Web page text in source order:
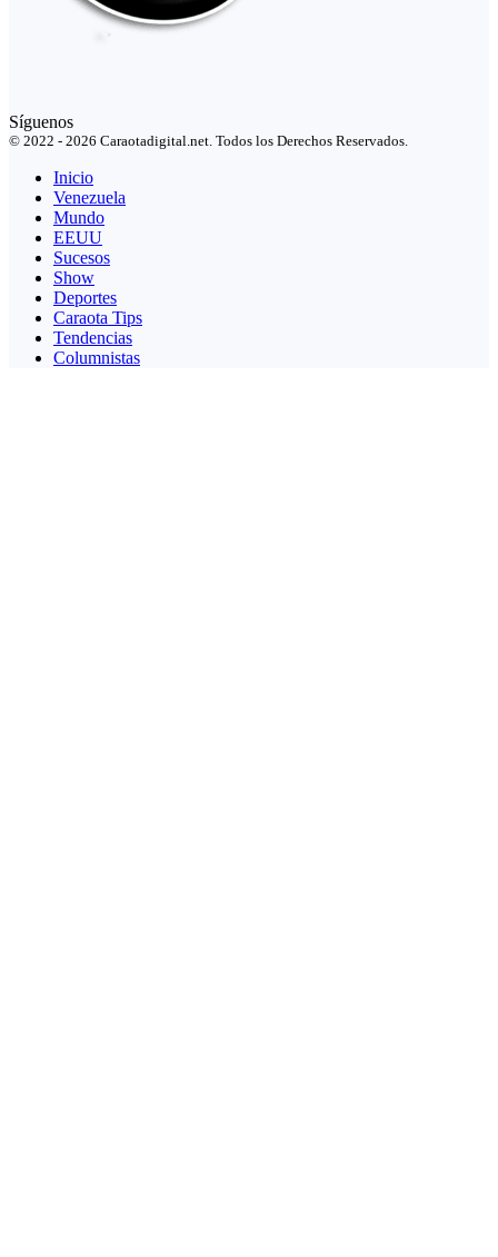
Síguenos
© 2022 - 2026 Caraotadigital.net. Todos los Derechos Reservados.
Inicio
Venezuela
Mundo
EEUU
Sucesos
Show
Deportes
Caraota Tips
Tendencias
Columnistas